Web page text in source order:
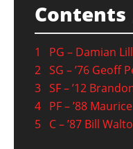
Contents
1
PG – Damian
2 SG – ’76 Geoff
3 SF – ’12
4 PF – ’88
5 C – ’87 Bill